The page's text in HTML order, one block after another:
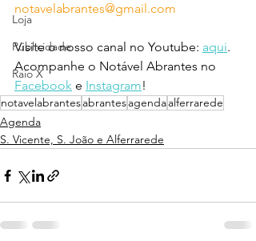
Loja
Publicidade
Raio X
notavelabrantes@gmail.com
Visite o nosso canal no Youtube: aqui.
Acompanhe o Notável Abrantes no
Facebook e Instagram!
notavelabrantesabrantesagendaalferrarede
Agenda
S. Vicente, S. João e Alferrarede